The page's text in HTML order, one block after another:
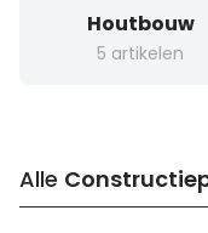
Houtbouw
5 artikelen
Alle